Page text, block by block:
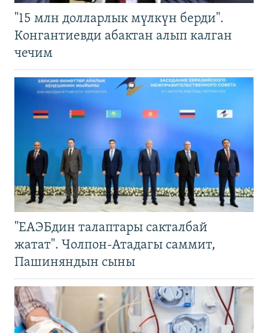
"15 млн долларлык мүлкүн берди".
Конгантиевди абактан алып калган
чечим
"ЕАЭБдин талаптары сакталбай
жатат". Чолпон-Атадагы саммит,
Пашиняндын сыны